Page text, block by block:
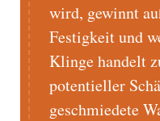
wird, gewinnt
Festigkeit und
Klinge handelt
potentieller
geschmiedete